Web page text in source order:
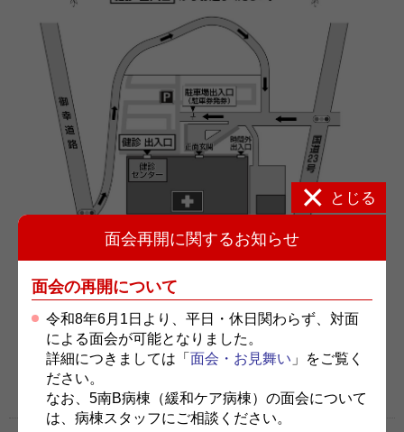
面会再開に関するお知らせ
とじる
面会の再開について
令和8年6月1日より、平日・休日関わらず、対面
による面会が可能となりました。
詳細につきましては「 面会・お見舞い 」をご覧く
ださい。
なお、5南B病棟（緩和ケア病棟）の面会について
は、病棟スタッフにご相談ください。
協会けんぽのご予約